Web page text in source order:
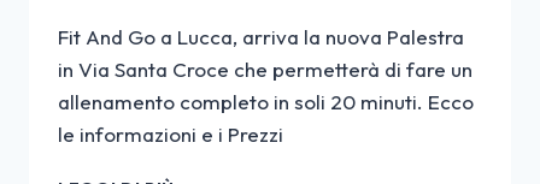
Fit And Go a Lucca, arriva la nuova Palestra
in Via Santa Croce che permetterà di fare un
allenamento completo in soli 20 minuti. Ecco
le informazioni e i Prezzi